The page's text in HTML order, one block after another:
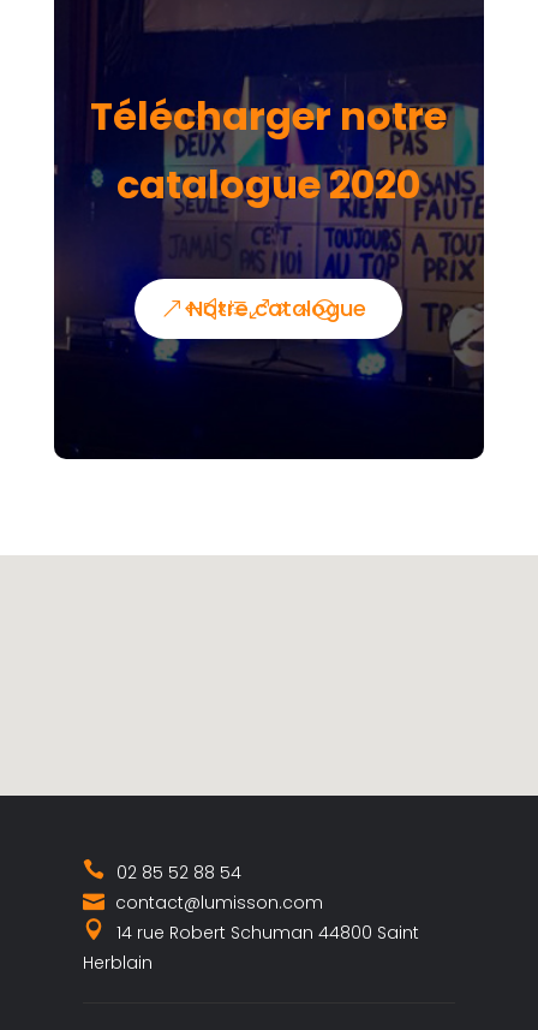
Télécharger notre
catalogue 2020
Notre catalogue
02 85 52 88 54
contact@lumisson.com
14 rue Robert Schuman 44800 Saint
Herblain